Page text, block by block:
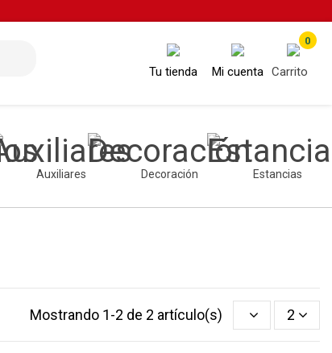
Tu tienda Mi cuenta
0
Carrito
Auxiliares Decoración Estancias
Mostrando 1-2 de 2 artículo(s) 2